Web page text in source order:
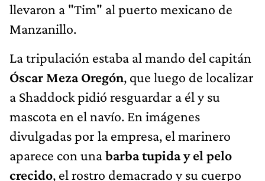
llevaron a "Tim" al puerto mexicano de
Manzanillo.
La tripulación estaba al mando del capitán
Óscar Meza Oregón, que luego de localizar
a Shaddock pidió resguardar a él y su
mascota en el navío. En imágenes
divulgadas por la empresa, el marinero
aparece con unabarba tupida y el pelo
crecido, el rostro demacrado y su cuerpo